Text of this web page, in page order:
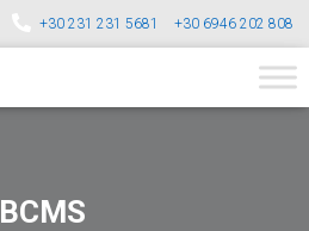
+30 231 231 5681 +30 6946 202 808
BCMS